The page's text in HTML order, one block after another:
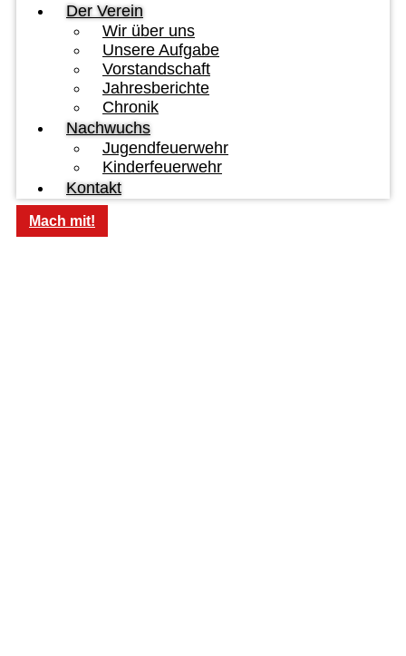
Der Verein
Wir über uns
Unsere Aufgabe
Vorstandschaft
Jahresberichte
Chronik
Nachwuchs
Jugendfeuerwehr
Kinderfeuerwehr
Kontakt
Mach mit!